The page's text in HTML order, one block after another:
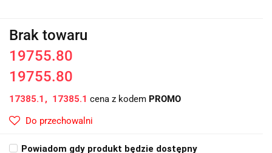
Brak towaru
19755.80
19755.80
17385.1 17385.1 cena z kodem PROMO
Do przechowalni
Powiadom gdy produkt będzie dostępny